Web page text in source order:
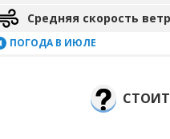
Средняя скорость
ПОГОДА В ИЮЛЕ